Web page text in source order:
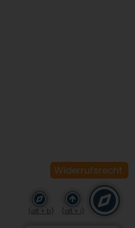
(alt + b) (alt + i)
Widerrufsrecht